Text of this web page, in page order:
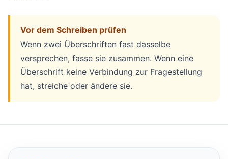
Vor dem Schreiben prüfen
Wenn zwei Überschriften fast dasselbe
versprechen, fasse sie zusammen. Wenn eine
Überschrift keine Verbindung zur Fragestellung
hat, streiche oder ändere sie.